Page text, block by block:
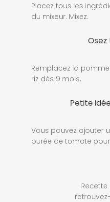
Placez tous les
du mixeur. Mixez.
Osez
Remplacez la
riz dès 9 mois.
Petite
Vous pouvez ajouter
purée de tomate